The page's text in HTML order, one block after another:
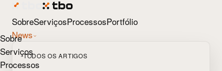
SobreServiçosProcessosPortfólio
News
TODOS OS ARTIGOS
Sobre
Serviços
Processos